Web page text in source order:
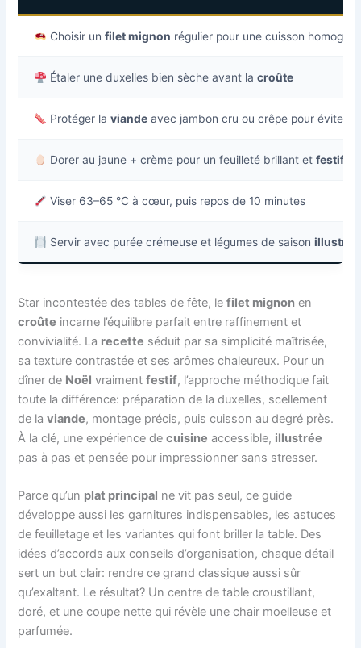
Choisir unfilet mignon régulier pour une cuisson
Étaler une duxelles bien sèche avant lacroûte
Protéger laviande avec jambon cru ou crêpe pour éviter
Dorer au jaune + crème pour un feuilleté brillant etfestif
Viser 63–65 °C à cœur, puis repos de 10 minutes
Servir avec purée crémeuse et légumes de saisonillustrée
Star incontestée des tables de fête, lefilet mignon en
croûte incarne l’équilibre parfait entre raffinement et
convivialité. La recette séduit par sa simplicité maîtrisée,
sa texture contrastée et ses arômes chaleureux. Pour un
dîner de Noël vraimentfestif, l’approche méthodique fait
toute la différence: préparation de la duxelles, scellement
de laviande, montage précis, puis cuisson au degré près.
À la clé, une expérience decuisine accessible, illustrée
pas à pas et pensée pour impressionner sans stresser.
Parce qu’un plat principal ne vit pas seul, ce guide
développe aussi les garnitures indispensables, les astuces
de feuilletage et les variantes qui font briller la table. Des
idées d’accords aux conseils d’organisation, chaque détail
sert un but clair: rendre ce grand classique aussi sûr
qu’exaltant. Le résultat? Un centre de table croustillant,
doré, et une coupe nette qui révèle une chair moelleuse et
parfumée.